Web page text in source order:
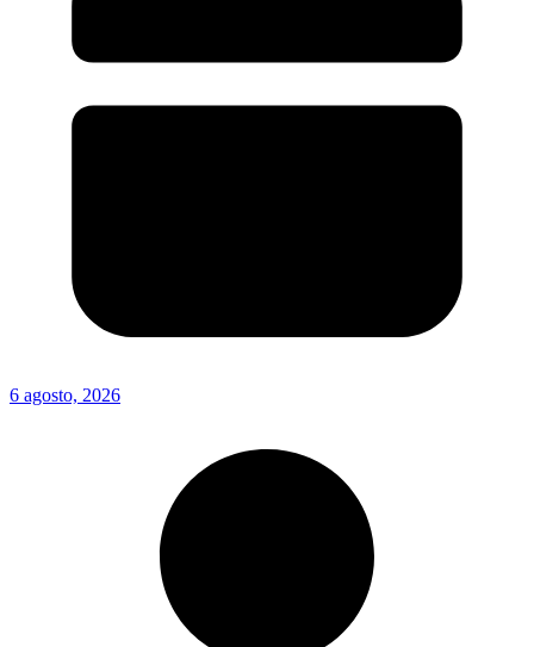
6 agosto, 2026